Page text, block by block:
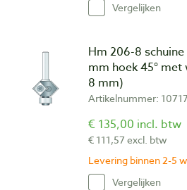
Vergelijken
Hm 206-8
mm hoek 45°
8 mm)
Artikelnummer:
€ 135,00 incl. btw
€ 111,57 excl. btw
Levering binnen 2-5
Vergelijken